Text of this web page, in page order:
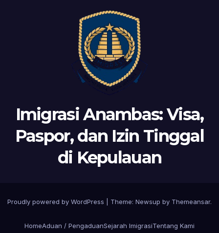
Imigrasi Anambas: Visa,
Paspor, dan Izin Tinggal
di Kepulauan
Proudly powered by WordPress Theme: Newsup by Themeansar.
HomeAduan / PengaduanSejarah ImigrasiTentang Kami